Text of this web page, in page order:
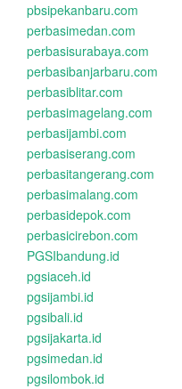
pbsipekanbaru.com
perbasimedan.com
perbasisurabaya.com
perbasibanjarbaru.com
perbasiblitar.com
perbasimagelang.com
perbasijambi.com
perbasiserang.com
perbasitangerang.com
perbasimalang.com
perbasidepok.com
perbasicirebon.com
PGSIbandung.id
pgsiaceh.id
pgsijambi.id
pgsibali.id
pgsijakarta.id
pgsimedan.id
pgsilombok.id